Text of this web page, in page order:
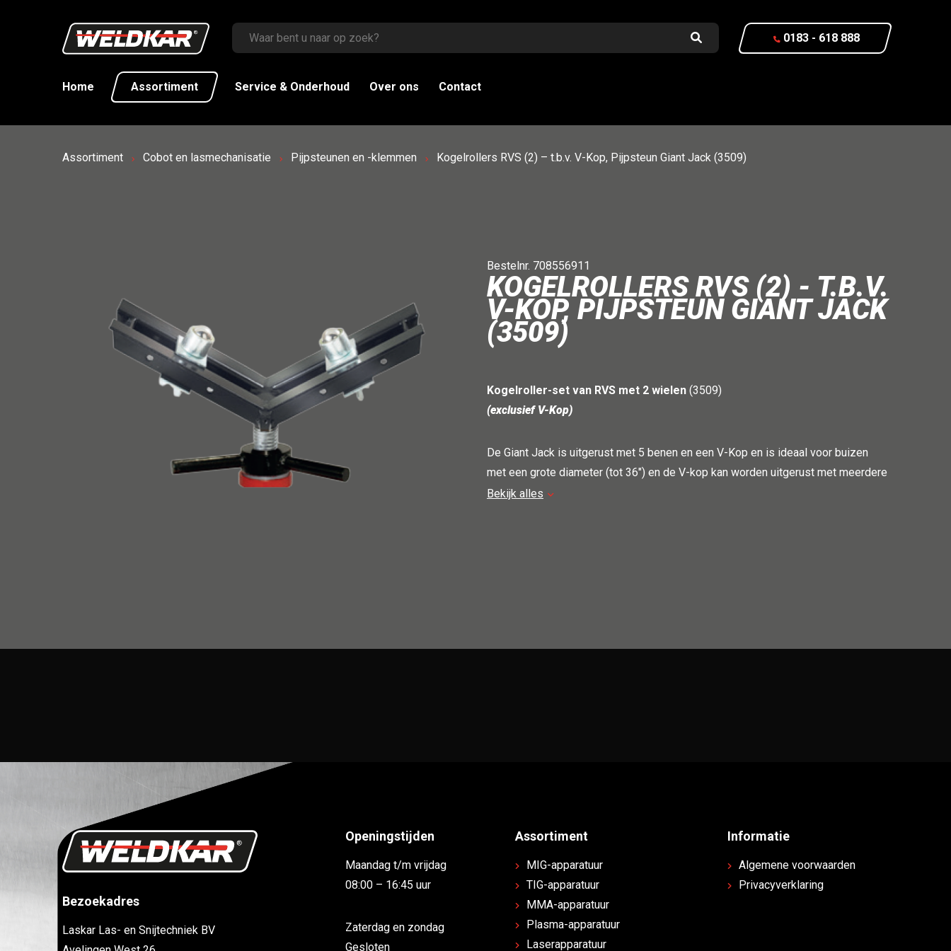
0183 - 618 888
Home Assortiment Service & Onderhoud Over ons Contact
Assortiment Cobot en lasmechanisatie Pijpsteunen en -klemmen Kogelrollers RVS (2) – t.b.v. V-Kop, Pijpsteun Giant Jack (3509)
Bestelnr. 708556911
KOGELROLLERS RVS (2) - T.B.V.
V-KOP, PIJPSTEUN GIANT JACK
(3509)
Kogelroller-set van RVS met 2 wielen (3509)
(exclusief V-Kop)
De Giant Jack is uitgerust met 5 benen en een V-Kop en is ideaal voor buizen
met een grote diameter (tot 36") en de V-kop kan worden uitgerust met meerdere
opties.
Bekijk alles
Bezoekadres
Laskar Las- en Snijtechniek BV
Openingstijden
Maandag t/m vrijdag
08:00 – 16:45 uur
Zaterdag en zondag
Gesloten
Assortiment
MIG-apparatuur
TIG-apparatuur
MMA-apparatuur
Plasma-apparatuur
Laserapparatuur
Informatie
Algemene voorwaarden
Privacyverklaring